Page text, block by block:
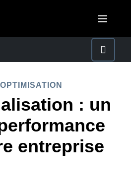
Canada (Français)
México (Español)
Brasil (Português)
United Kingdom (English)
France (Français)
Deutschland (Deutsch)
ASIA PACIFIC
Australia (English)
India (English)
DE L’ENTREPRISE
: un
entreprise